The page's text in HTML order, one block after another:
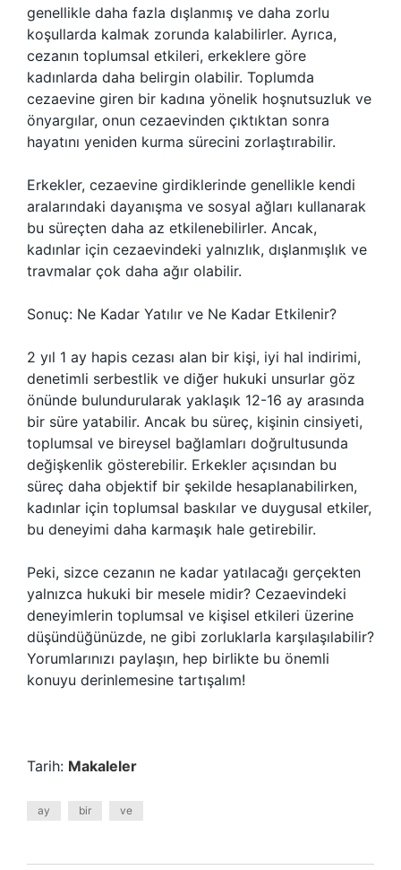
genellikle daha fazla dışlanmış ve daha zorlu
koşullarda kalmak zorunda kalabilirler. Ayrıca,
cezanın toplumsal etkileri, erkeklere göre
kadınlarda daha belirgin olabilir. Toplumda
cezaevine giren bir kadına yönelik hoşnutsuzluk ve
önyargılar, onun cezaevinden çıktıktan sonra
hayatını yeniden kurma sürecini zorlaştırabilir.
Erkekler, cezaevine girdiklerinde genellikle kendi
aralarındaki dayanışma ve sosyal ağları kullanarak
bu süreçten daha az etkilenebilirler. Ancak,
kadınlar için cezaevindeki yalnızlık, dışlanmışlık ve
travmalar çok daha ağır olabilir.
Sonuç: Ne Kadar Yatılır ve Ne Kadar Etkilenir?
2 yıl 1 ay hapis cezası alan bir kişi, iyi hal indirimi,
denetimli serbestlik ve diğer hukuki unsurlar göz
önünde bulundurularak yaklaşık 12-16 ay arasında
bir süre yatabilir. Ancak bu süreç, kişinin cinsiyeti,
toplumsal ve bireysel bağlamları doğrultusunda
değişkenlik gösterebilir. Erkekler açısından bu
süreç daha objektif bir şekilde hesaplanabilirken,
kadınlar için toplumsal baskılar ve duygusal etkiler,
bu deneyimi daha karmaşık hale getirebilir.
Peki, sizce cezanın ne kadar yatılacağı gerçekten
yalnızca hukuki bir mesele midir? Cezaevindeki
deneyimlerin toplumsal ve kişisel etkileri üzerine
düşündüğünüzde, ne gibi zorluklarla karşılaşılabilir?
Yorumlarınızı paylaşın, hep birlikte bu önemli
konuyu derinlemesine tartışalım!
Tarih: Makaleler
ay bir ve